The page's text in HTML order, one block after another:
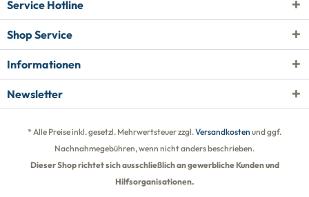
Service Hotline
Shop Service
Informationen
Newsletter
* Alle Preise inkl. gesetzl. Mehrwertsteuer zzgl.Versandkosten und ggf.
Nachnahmegebühren, wenn nicht anders beschrieben.
Dieser Shop richtet sich ausschließlich an gewerbliche Kunden und
Hilfsorganisationen.